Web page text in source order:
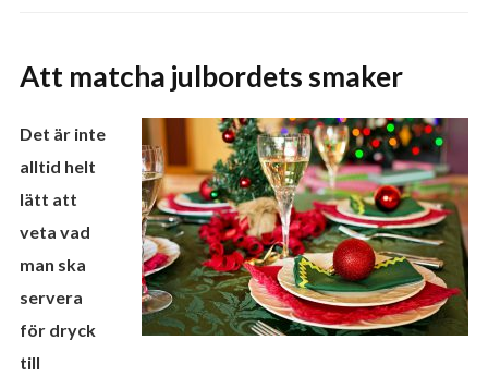
Att matcha julbordets smaker
Det är inte
alltid helt
lätt att
veta vad
man ska
servera
för dryck
till